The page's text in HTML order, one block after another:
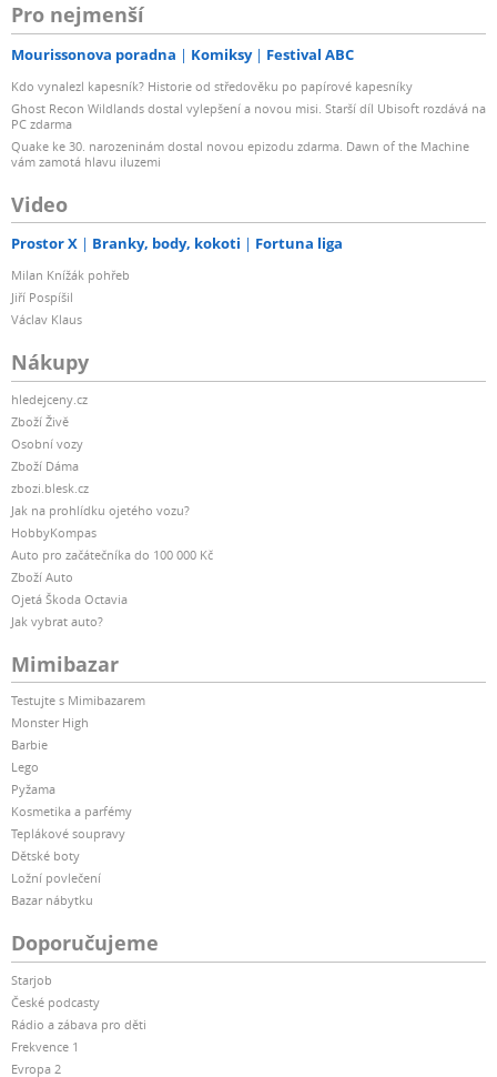
Pro nejmenší
Mourissonova poradna Komiksy Festival ABC
Kdo vynalezl kapesník? Historie od středověku po papírové kapesníky
Ghost Recon Wildlands dostal vylepšení a novou misi. Starší díl Ubisoft rozdává na
PC zdarma
Quake ke 30. narozeninám dostal novou epizodu zdarma. Dawn of the Machine
vám zamotá hlavu iluzemi
Video
Prostor X Branky, body, kokoti Fortuna liga
Milan Knížák pohřeb
Jiří Pospíšil
Václav Klaus
Nákupy
hledejceny.cz
Zboží Živě
Osobní vozy
Zboží Dáma
zbozi.blesk.cz
Jak na prohlídku ojetého vozu?
HobbyKompas
Auto pro začátečníka do 100 000 Kč
Zboží Auto
Ojetá Škoda Octavia
Jak vybrat auto?
Mimibazar
Testujte s Mimibazarem
Monster High
Barbie
Lego
Pyžama
Kosmetika a parfémy
Teplákové soupravy
Dětské boty
Ložní povlečení
Bazar nábytku
Doporučujeme
Starjob
České podcasty
Rádio a zábava pro děti
Frekvence 1
Evropa 2